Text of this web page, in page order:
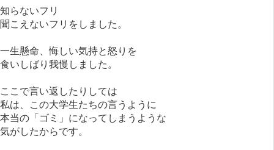
知らないフリ
聞こえないフリをしました。
一生懸命、悔しい気持と怒りを
食いしばり我慢しました。
ここで言い返したりしては
私は、この大学生たちの言うように
本当の「ゴミ」になってしまうような
気がしたからです。